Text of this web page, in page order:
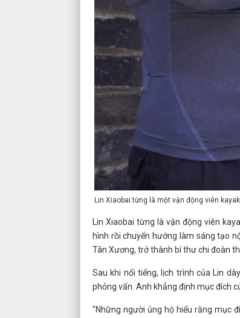
Lin Xiaobai từng là một vận động viên
Lin Xiaobai từng là vận động viên
hình rồi chuyển hướng làm sáng tạo
Tân Xương, trở thành bí thư chi đoàn
Sau khi nổi tiếng, lịch trình của Lin
phỏng vấn. Anh khẳng định mục đích
"Những người ủng hộ hiểu rằng mục